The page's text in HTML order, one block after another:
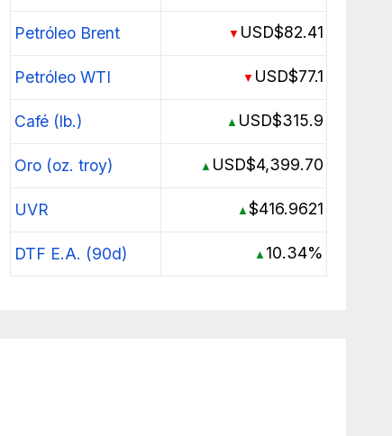
Petróleo Brent ▼ USD$82.41
Petróleo WTI ▼ USD$77.1
Café (lb.) ▲ USD$315.9
Oro (oz. troy) ▲ USD$4,399.70
UVR ▲$416.9621
DTF E.A. (90d) ▲ 10.34%